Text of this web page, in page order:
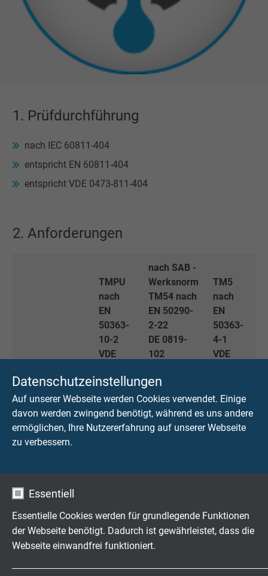
Datenschutzeinstellungen
Auf unserer Webseite werden Cookies verwendet. Einige
davon werden zwingend benötigt, während es uns andere
ermöglichen, Ihre Nutzererfahrung auf unserer Webseite
zu verbessern.
Essentiell
Essentielle Cookies werden für grundlegende Funktionen
der Webseite benötigt. Dadurch ist gewährleistet, dass die
Webseite einwandfrei funktioniert.
1. Prüfdurchführung
nach IEC 60811-404
entspricht EN 60811-404
entspricht VDE 0473-811-404
2. Anforderungen
TMPU
nach
EN
50363-
10-2
VDE
363-10-
2
nach SAB -
Werksnorm
TM54 nach
EN 50290-
2-22
DE 0819-
102
TM5
nach
EN
50363-
4-1
VDE
Eigenschaften nach Lagerung in Mineralöl IRM 902
Dauer der
Öllagerung
Stunden
Stunden
Mechanische Werte nach Lagerung in Öl
maximale ± 40 % ± 30 % ± 30 %